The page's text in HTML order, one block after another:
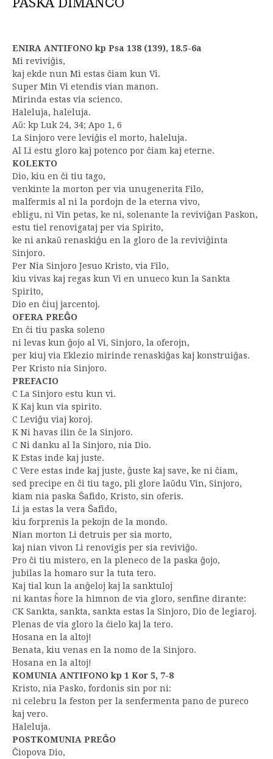
ENIRA ANTIFONO kp Psa 138 (139), 18.5-6a
Mi reviviĝis,
kaj ekde nun Mi estas ĉiam kun Vi.
Super Min Vi etendis vian manon.
Mirinda estas via scienco.
Haleluja, haleluja.
Aŭ: kp Luk 24, 34; Apo 1, 6
La Sinjoro vere leviĝis el morto, haleluja.
Al Li estu gloro kaj potenco por ĉiam kaj eterne.
KOLEKTO
Dio, kiu en ĉi tiu tago,
venkinte la morton per via unugenerita Filo,
malfermis al ni la pordojn de la eterna vivo,
ebligu, ni Vin petas, ke ni, solenante la reviviĝan Paskon,
estu tiel renovigataj per via Spirito,
ke ni ankaŭ renaskiĝu en la gloro de la reviviĝinta
Sinjoro.
Per Nia Sinjoro Jesuo Kristo, via Filo,
kiu vivas kaj regas kun Vi en unueco kun la Sankta
Spirito,
Dio en ĉiuj jarcentoj.
OFERA PREĜO
En ĉi tiu paska soleno
ni levas kun ĝojo al Vi, Sinjoro, la oferojn,
per kiuj via Eklezio mirinde renaskiĝas kaj konstruiĝas.
Per Kristo nia Sinjoro.
PREFACIO
C La Sinjoro estu kun vi.
K Kaj kun via spirito.
C Leviĝu viaj koroj.
K Ni havas ilin ĉe la Sinjoro.
C Ni danku al la Sinjoro, nia Dio.
K Estas inde kaj juste.
C Vere estas inde kaj juste, ĝuste kaj save, ke ni ĉiam,
sed precipe en ĉi tiu tago, pli glore laŭdu Vin, Sinjoro,
kiam nia paska Ŝafido, Kristo, sin oferis.
Li ja estas la vera Ŝafido,
kiu forprenis la pekojn de la mondo.
Nian morton Li detruis per sia morto,
kaj nian vivon Li renovigis per sia reviviĝo.
Pro ĉi tiu mistero, en la pleneco de la paska ĝojo,
jubilas la homaro sur la tuta tero.
Kaj tial kun la anĝeloj kaj la sanktuloj
ni kantas ĥore la himnon de via gloro, senfine dirante:
CK Sankta, sankta, sankta estas la Sinjoro, Dio de legiaroj.
Plenas de via gloro la ĉielo kaj la tero.
Hosana en la altoj!
Benata, kiu venas en la nomo de la Sinjoro.
Hosana en la altoj!
KOMUNIA ANTIFONO kp 1 Kor 5, 7-8
Kristo, nia Pasko, fordonis sin por ni:
ni celebru la feston per la senfermenta pano de pureco
kaj vero.
Haleluja.
POSTKOMUNIA PREĜO
Ĉiopova Dio,